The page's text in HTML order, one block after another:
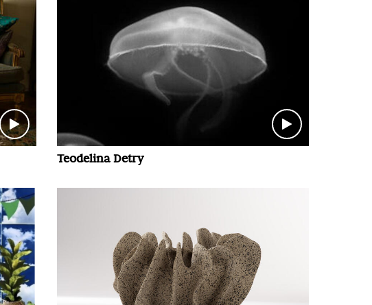
Teodelina Detry